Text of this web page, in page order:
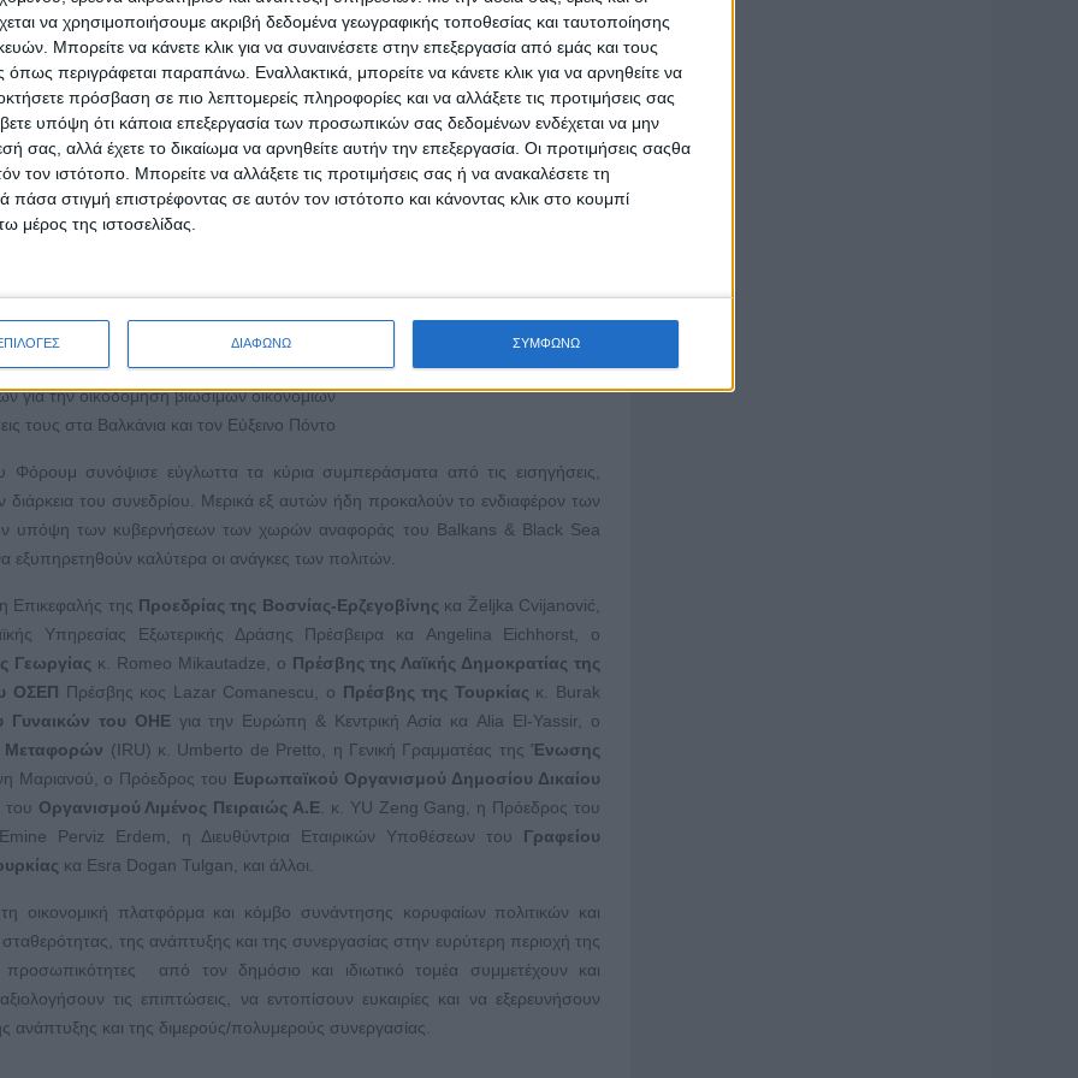
να χρησιμοποιήσουμε ακριβή δεδομένα γεωγραφικής τοποθεσίας και ταυτοποίησης
Μπορείτε να κάνετε κλικ για να συναινέσετε στην επεξεργασία από εμάς και τους
περιγράφεται παραπάνω. Εναλλακτικά, μπορείτε να κάνετε κλικ για να αρνηθείτε να
πρόσβαση σε πιο λεπτομερείς πληροφορίες και να αλλάξετε τις προτιμήσεις σας
υπόψη ότι κάποια επεξεργασία των προσωπικών σας δεδομένων ενδέχεται να μην
σας, αλλά έχετε το δικαίωμα να αρνηθείτε αυτήν την επεξεργασία. Οι προτιμήσεις σαςθα
τον ιστότοπο. Μπορείτε να αλλάξετε τις προτιμήσεις σας ή να ανακαλέσετε τη
στιγμή επιστρέφοντας σε αυτόν τον ιστότοπο και κάνοντας κλικ στο κουμπί
μέρος της ιστοσελίδας.
ΔΙΑΦΩΝΩ ΣΥΜΦΩΝΩ
να διαδραματίσει σημαντικό ρόλο στη διεθνή σκηνή και να συμμετέχει
ασφάλειας.
και ήσσονος σημασίας προβλημάτων που παρακωλύουν την ταχεία και ομαλή
Η ψηφιοποίηση των διαδικασιών και η προσέλκυση (μέσω προσφοράς
αυτοκινήτων, μπορούν να διαδραματίσουν σημαντικό ρόλο στη
κάλυπταν σειρά ζητημάτων για τη Βαλκανική και την ευρύτερη περιοχή του
Επενδύσεις
βάση την οικονομική γεωγραφία των περιφερειών
ανάγκη για νέες επενδύσεις.
για την οικοδόμηση βιώσιμων οικονομιών
τους στα Βαλκάνια και τον Εύξεινο Πόντο
Φόρουμ συνόψισε εύγλωττα τα κύρια συμπεράσματα από τις εισηγήσεις,
του συνεδρίου. Μερικά εξ αυτών ήδη προκαλούν το ενδιαφέρον των
υπόψη των κυβερνήσεων των χωρών αναφοράς του Balkans & Black Sea
καλύτερα οι ανάγκες των πολιτών.
Επικεφαλής της Προεδρίας της Βοσνίας-Ερζεγοβίνης κα Željka Cvijanović,
Υπηρεσίας Εξωτερικής Δράσης Πρέσβειρα κα Angelina Eichhorst, ο
Γεωργίας κ. Romeo Mikautadze, ο Πρέσβης της Λαϊκής Δημοκρατίας της
ΟΣΕΠ Πρέσβης κος Lazar Comanescu, ο Πρέσβης της Τουρκίας κ. Burak
Γυναικών του ΟΗΕγια την Ευρώπη & Κεντρική Ασία κα Alia El-Yassir, ο
Μεταφορών (IRU) κ. Umberto de Pretto, η Γενική Γραμματέας της Ένωσης
Μαριανού, ο Πρόεδρος του Ευρωπαϊκού Οργανισμού Δημοσίου Δικαίου
Οργανισμού Λιμένος Πειραιώς Α.Ε. κ. ΥU Zeng Gang, η Πρόεδρος του
Perviz Erdem, η Διευθύντρια Εταιρικών Υποθέσεων του Γραφείου
κα Esra Dogan Tulgan, και άλλοι.
οικονομική πλατφόρμα και κόμβο συνάντησης κορυφαίων πολιτικών και
της ανάπτυξης και της συνεργασίας στην ευρύτερη περιοχή της
προσωπικότητες από τον δημόσιο και ιδιωτικό τομέα συμμετέχουν και
τις επιπτώσεις, να εντοπίσουν ευκαιρίες και να εξερευνήσουν
και της διμερούς/πολυμερούς συνεργασίας.